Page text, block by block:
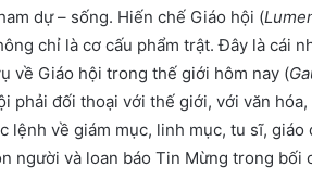
dự – sống. Hiến chế Giáo hội (
chỉ là cơ cấu phẩm trật. Đây là cái
về Giáo hội trong thế giới hôm nay (
phải đối thoại với thế giới, với văn
lệnh về giám mục, linh mục, tu sĩ,
người và loan báo Tin Mừng trong bối